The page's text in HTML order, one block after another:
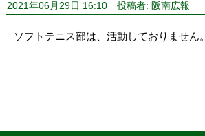
2021年06月29日 16:10 投稿者: 阪南広報
ソフトテニス部は、活動しておりません。